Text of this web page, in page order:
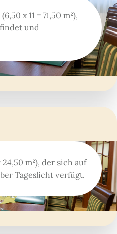
x 11 = 71,50 m²),
und
24,50 m²), der sich auf
Tageslicht verfügt.